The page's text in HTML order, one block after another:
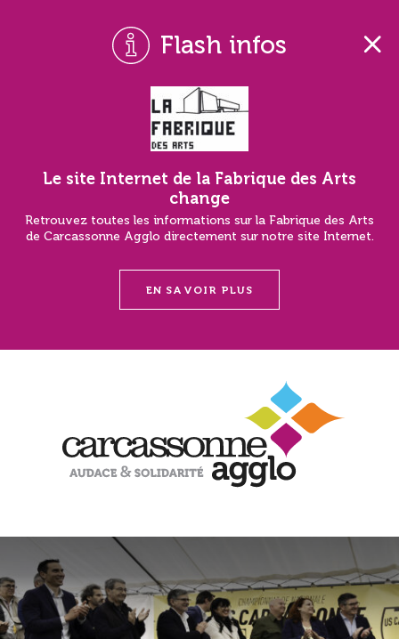
Flash infos
Le site Internet de la Fabrique des Arts
change
Retrouvez toutes les informations sur la Fabrique des Arts
de Carcassonne Agglo directement sur notre site Internet.
EN SAVOIR PLUS